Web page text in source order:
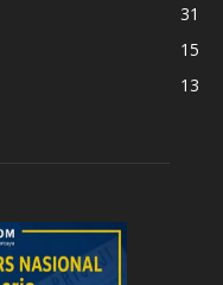
31
15
13